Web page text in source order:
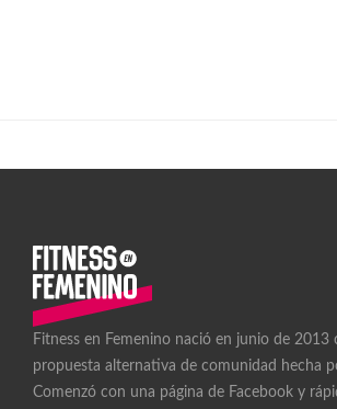
Fitness en Femenino nació en junio de 2013
propuesta alternativa de comunidad hecha
Comenzó con una página de Facebook y